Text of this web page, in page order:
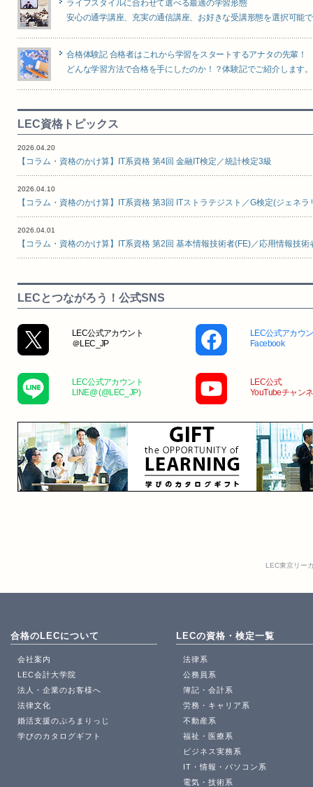
ライフスタイルに合わせて選べる最適の学習形態
安心の通学講座、充実の通信講座、お好きな受講形態を選択可能
合格体験記 合格者はこれから学習をスタートするアナタの先輩！
どんな学習方法で合格を手にしたのか！？体験記でご紹介します。
LEC資格トピックス
2026.04.20
【コラム・資格のかけ算】IT系資格 第4回 金融IT検定／統計検定3級
2026.04.10
【コラム・資格のかけ算】IT系資格 第3回 ITストラテジスト／G検定(ジェネラ
2026.04.01
LECとつながろう！公式SNS
LEC公式アカウント
＠LEC_JP
LEC公式アカウ
Facebook
LEC公式アカウント
LINE@ (@LEC_JP)
LEC公式
YouTubeチャン
LEC東京リー
合格のLECについて
会社案内
LEC会計大学院
法人・企業のお客様へ
法律文化
婚活支援のぷろまりっじ
学びのカタログギフト
LECの資格・検定一覧
法律系
公務員系
簿記・会計系
労務・キャリア系
不動産系
福祉・医療系
ビジネス実務系
IT・情報・パソコン系
電気・技術系